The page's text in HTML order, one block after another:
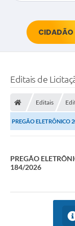
CIDADÃO
Editais de
Editais
PREGÃO ELETRÔNICO
PREGÃO
184/2026